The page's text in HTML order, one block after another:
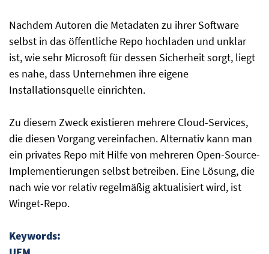
Nachdem Autoren die Metadaten zu ihrer Software
selbst in das öffentliche Repo hochladen und unklar
ist, wie sehr Microsoft für dessen Sicherheit sorgt, liegt
es nahe, dass Unternehmen ihre eigene
Installationsquelle einrichten.
Zu diesem Zweck existieren mehrere Cloud-Services,
die diesen Vorgang vereinfachen. Alternativ kann man
ein privates Repo mit Hilfe von mehreren Open-Source-
Implementierungen selbst betreiben. Eine Lösung, die
nach wie vor relativ regelmäßig aktualisiert wird, ist
Winget-Repo.
Keywords: